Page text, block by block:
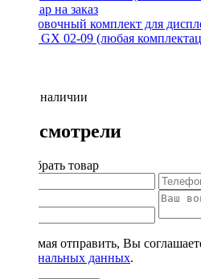
Установочный комплект для
Lexus GX 02-09 (любая
Нет в наличии
Вы смотрели
Подобрать товар
Нажимая отправить, Вы
персональных данных.